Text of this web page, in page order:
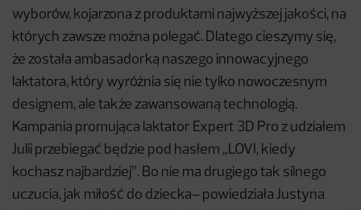
wyborów, kojarzona z produktami najwyższej jakości, na
których zawsze można polegać. Dlatego cieszymy się,
że została ambasadorką naszego innowacyjnego
laktatora, który wyróżnia się nie tylko nowoczesnym
designem, ale także zawansowaną technologią.
Kampania promująca laktator Expert 3D Pro z udziałem
Julii przebiegać będzie pod hasłem „LOVI, kiedy
kochasz najbardziej”. Bo nie ma drugiego tak silnego
uczucia, jak miłość do dziecka– powiedziała Justyna